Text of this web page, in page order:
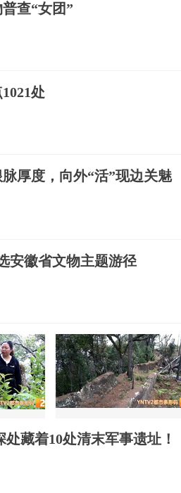
查“女团”
处
厚度，向外“活”现边关魅
安徽省文物主题游径
藏着10处清末军事遗址！